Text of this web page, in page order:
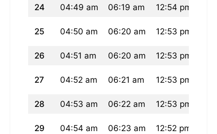
24 04:49 am 06:19 am 12:54 pm
25 04:50 am 06:20 am 12:53 pm
26 04:51 am 06:20 am 12:53 pm
27 04:52 am 06:21 am 12:53 pm
28 04:53 am 06:22 am 12:53 pm
29 04:54 am 06:23 am 12:52 pm